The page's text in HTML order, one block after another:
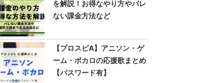
を解説！お得なやり方やバレ
ない課金方法など
【プロスピA】アニソン・ゲ
ーム・ボカロの応援歌まとめ
【パスワード有】